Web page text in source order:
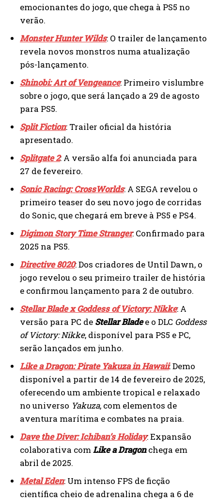
emocionantes do jogo, que chega à PS5 no
verão.
Monster Hunter Wilds: O trailer de lançamento
revela novos monstros numa atualização
pós-lançamento.
Shinobi: Art of Vengeance: Primeiro vislumbre
sobre o jogo, que será lançado a 29 de agosto
para PS5.
Split Fiction: Trailer oficial da história
apresentado.
Splitgate 2: A versão alfa foi anunciada para
27 de fevereiro.
Sonic Racing: CrossWorlds: A SEGA revelou o
primeiro teaser do seu novo jogo de corridas
do Sonic, que chegará em breve à PS5 e PS4.
Digimon Story Time Stranger: Confirmado para
2025 na PS5.
Directive 8020: Dos criadores de Until Dawn, o
jogo revelou o seu primeiro trailer de história
e confirmou lançamento para 2 de outubro.
Stellar Blade x Goddess of Victory: Nikke: A
versão para PC de Stellar Bladee o DLC Goddess
of Victory: Nikke, disponível para PS5 e PC,
serão lançados em junho.
Like a Dragon: Pirate Yakuza in Hawaii: Demo
disponível a partir de 14 de fevereiro de 2025,
oferecendo um ambiente tropical e relaxado
no universo Yakuza, com elementos de
aventura marítima e combates na praia.
Dave the Diver: Ichiban’s Holiday: Expansão
colaborativa comLike a Dragonchega em
abril de 2025.
Metal Eden: Um intenso FPS de ficção
científica cheio de adrenalina chega a 6 de